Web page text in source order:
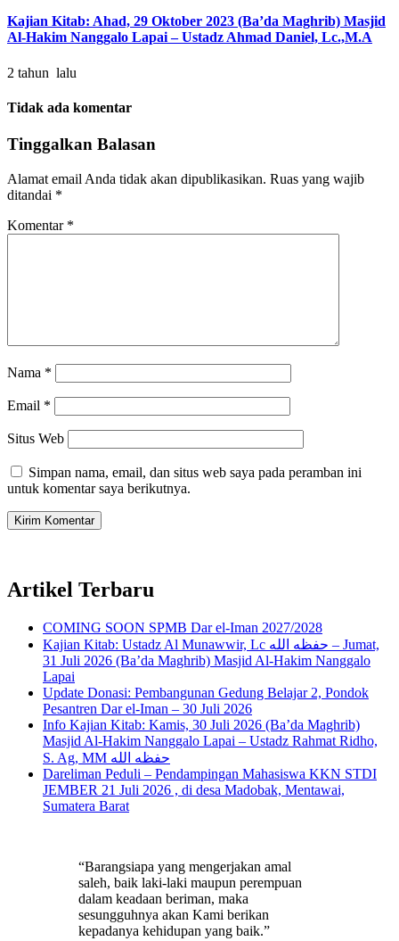
Kajian Kitab: Ahad, 29 Oktober 2023 (Ba’da Maghrib) Masjid
Al-Hakim Nanggalo Lapai – Ustadz Ahmad Daniel, Lc.,M.A
2 tahun lalu
Tidak ada komentar
Tinggalkan Balasan
Alamat email Anda tidak akan dipublikasikan. Ruas yang wajib
ditandai *
Komentar *
Nama *
Email *
Situs Web
Simpan nama, email, dan situs web saya pada peramban ini
untuk komentar saya berikutnya.
Artikel Terbaru
COMING SOON SPMB Dar el-Iman 2027/2028
Kajian Kitab: Ustadz Al Munawwir, Lc حفظه الله – Jumat,
31 Juli 2026 (Ba’da Maghrib) Masjid Al-Hakim Nanggalo
Lapai
Update Donasi: Pembangunan Gedung Belajar 2, Pondok
Pesantren Dar el-Iman – 30 Juli 2026
Info Kajian Kitab: Kamis, 30 Juli 2026 (Ba’da Maghrib)
Masjid Al-Hakim Nanggalo Lapai – Ustadz Rahmat Ridho,
S. Ag, MM حفظه الله
Dareliman Peduli – Pendampingan Mahasiswa KKN STDI
JEMBER 21 Juli 2026 , di desa Madobak, Mentawai,
Sumatera Barat
“Barangsiapa yang mengerjakan amal
saleh, baik laki-laki maupun perempuan
dalam keadaan beriman, maka
sesungguhnya akan Kami berikan
kepadanya kehidupan yang baik.”